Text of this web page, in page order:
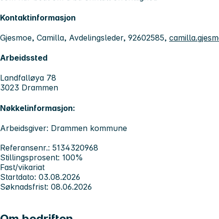
Kontaktinformasjon
Gjesmoe, Camilla, Avdelingsleder, 92602585,
Arbeidssted
Landfalløya 78
3023 Drammen
Nøkkelinformasjon:
Arbeidsgiver: Drammen kommune
Referansenr.: 5134320968
Stillingsprosent: 100%
Fast/vikariat
Startdato: 03.08.2026
Søknadsfrist: 08.06.2026